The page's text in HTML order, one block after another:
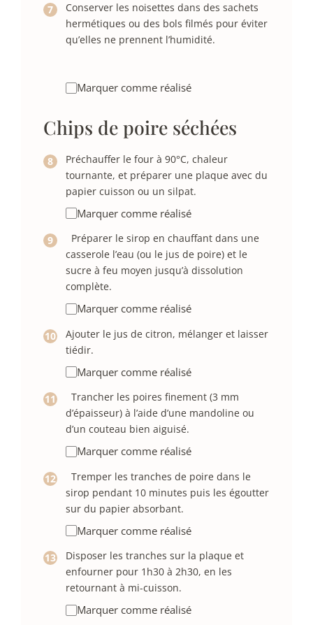
Conserver les noisettes dans des sachets
hermétiques ou des bols filmés pour éviter
qu’elles ne prennent l’humidité.
Marquer comme réalisé
Chips de poire séchées
Préchauffer le four à 90°C, chaleur
tournante, et préparer une plaque avec du
papier cuisson ou un silpat.
Marquer comme réalisé
Préparer le sirop en chauffant dans une
casserole l’eau (ou le jus de poire) et le
sucre à feu moyen jusqu’à dissolution
complète.
Marquer comme réalisé
Ajouter le jus de citron, mélanger et laisser
tiédir.
Marquer comme réalisé
Trancher les poires finement (3 mm
d’épaisseur) à l’aide d’une mandoline ou
d’un couteau bien aiguisé.
Marquer comme réalisé
Tremper les tranches de poire dans le
sirop pendant 10 minutes puis les égoutter
sur du papier absorbant.
Marquer comme réalisé
Disposer les tranches sur la plaque et
enfourner pour 1h30 à 2h30, en les
retournant à mi-cuisson.
Marquer comme réalisé